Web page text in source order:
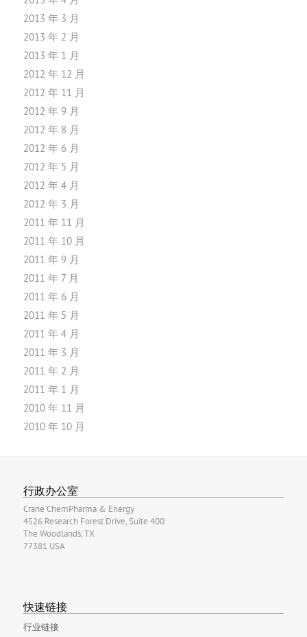
2013 年 3 月
2013 年 2 月
2013 年 1 月
2012 年 12 月
2012 年 11 月
2012 年 9 月
2012 年 8 月
2012 年 6 月
2012 年 5 月
2012 年 4 月
2012 年 3 月
2011 年 11 月
2011 年 10 月
2011 年 9 月
2011 年 7 月
2011 年 6 月
2011 年 5 月
2011 年 4 月
2011 年 3 月
2011 年 2 月
2011 年 1 月
2010 年 11 月
2010 年 10 月
行政办公室
Crane ChemPharma & Energy
4526 Research Forest Drive, Suite 400
The Woodlands, TX
77381 USA
快速链接
行业链接